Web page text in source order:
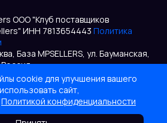
cookie для улучшения вашего
сайт,
Политикой конфиденциальности
ООО "Клуб поставщиков
ИНН 7813654443 Политика
База MPSELLERS, ул. Бауманская,